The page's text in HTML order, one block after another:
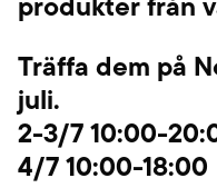
Träffa dem på
juli.
2-3/7 10:00-
4/7 10:00-18:00